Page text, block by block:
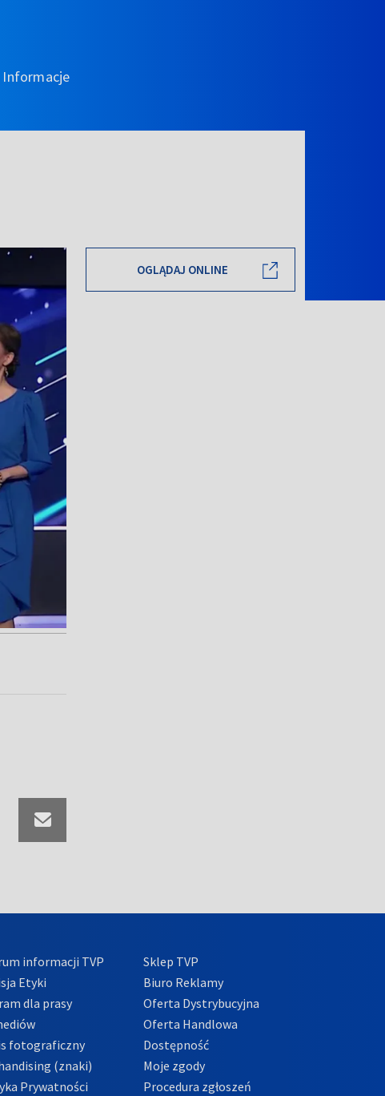
Informacje
OGLĄDAJ ONLINE
informacji TVP
Etyki
dla prasy
fotograficzny
(znaki)
Prywatności
Sklep TVP
Biuro Reklamy
Oferta Dystrybucyjna
Oferta Handlowa
Dostępność
Moje zgody
Procedura zgłoszeń